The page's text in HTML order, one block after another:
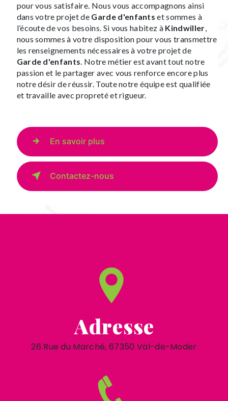
pour vous satisfaire. Nous vous accompagnons ainsi
dans votre projet de Garde d'enfants et sommes à
l’écoute de vos besoins. Si vous habitez à Kindwiller,
nous sommes à votre disposition pour vous transmettre
les renseignements nécessaires à votre projet de
Garde d'enfants. Notre métier est avant tout notre
passion et le partager avec vous renforce encore plus
notre désir de réussir. Toute notre équipe est qualifiée
et travaille avec propreté et rigueur.
En savoir plus
Contactez-nous
Adresse
26 Rue du Marché, 67350 Val-de-Moder